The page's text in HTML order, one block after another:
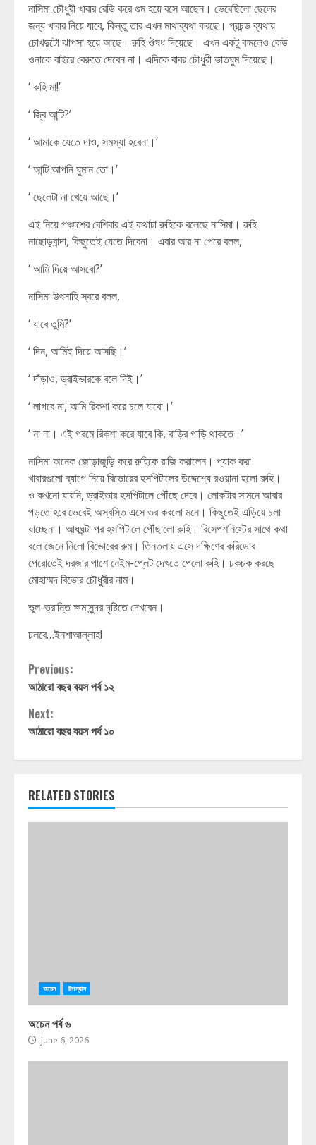
নাসিমা চৌধুরী খাবার রেডি করে গুম হয়ে বসে আছেন। ভেবেছিলো ছেলের
জন্য খাবার নিয়ে যাবে, কিন্তু তার এখন মাথাব্যথা করছে। প্রচন্ড ব্যথায়
চোখদুটো ঝাপসা হয়ে আছে। রুহি ঔষধ দিয়েছে। এখন একটু কমলেও কেউ
ওনাকে বাইরে বেরুতে দেবেন না। এদিকে বাবর চৌধুরী ভাতঘুম দিয়েছে।
‘ রুহি মা!’
‘ জ্বি আন্টি?’
‘ আমাকে যেতে দাও, সমস্যা হবেনা।’
‘ আন্টি আপনি ঘুমান তো।’
‘ ছেলেটা না খেয়ে আছে।’
এই নিয়ে পঞ্চাশের বেশিবার এই কথাটা রুহিকে বলেছে নাসিমা। রুহি
নাছোড়বান্দা, কিছুতেই যেতে দিবেনা। এবার আর না পেরে বলল,
‘ আমি দিয়ে আসবো?’
নাসিমা উৎসাহি স্বরে বলল,
‘ যাবে তুমি?’
‘ দিন, আমিই দিয়ে আসছি।’
‘ দাঁড়াও, ড্রাইভারকে বলে দিই।’
‘ লাগবে না, আমি রিকশা করে চলে যাবো।’
‘ না না। এই গরমে রিকশা করে যাবে কি, বাড়ির গাড়ি থাকতে।’
নাসিমা অনেক জোড়াজুড়ি করে রুহিকে রাজি করালেন। প্যাক করা
খাবারগুলো ব্যাগে নিয়ে বিভোরের হসপিটালের উদ্দেশ্যে রওয়ানা হলো রুহি।
ও কখনো যায়নি, ড্রাইভার হসপিটালে পৌঁছে দেবে। লোকটার সামনে আবার
পড়তে হবে ভেবেই অস্বস্তি এসে ভর করলো মনে। কিছুতেই এড়িয়ে চলা
যাচ্ছেনা। আধঘন্টা পর হসপিটালে পৌঁছালো রুহি। রিসেপশনিস্টের সাথে কথা
বলে জেনে নিলো বিভোরের রুম। তিনতলায় এসে দক্ষিণের করিডোর
পেরোতেই দরজার পাশে নেইম-প্লেট দেখতে পেলো রুহি। চকচক করছে
মোহাম্মদ বিভোর চৌধুরীর নাম।
ভুল-ভ্রান্তি ক্ষমাসুন্দর দৃষ্টিতে দেখবেন।
চলবে…ইনশাআল্লাহ!
Continue
Reading
Previous:
আঠারো বছর বয়স পর্ব ১২
Next:
আঠারো বছর বয়স পর্ব ১০
RELATED STORIES
অচেন উপন্যাস
অচেন পর্ব ৬
June 6, 2026